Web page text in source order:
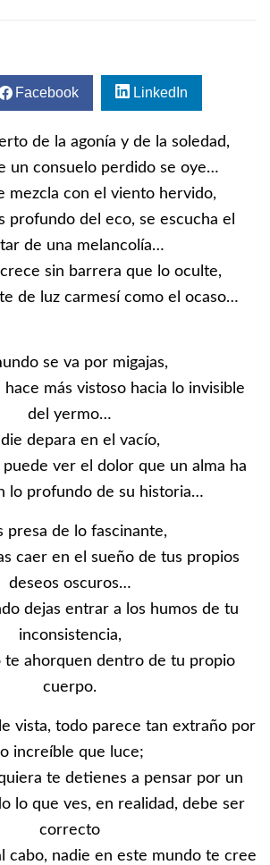
Facebook LinkedIn
de la agonía y de la soledad,
un consuelo perdido se oye…
mezcla con el viento hervido,
profundo del eco, se escucha el
de una melancolía…
sin barrera que lo oculte,
de luz carmesí como el ocaso…
se va por migajas,
hace más vistoso hacia lo invisible
del yermo…
depara en el vacío,
ver el dolor que un alma ha
lo profundo de su historia…
presa de lo fascinante,
caer en el sueño de tus propios
deseos oscuros…
dejas entrar a los humos de tu
inconsistencia,
te ahorquen dentro de tu propio
cuerpo.
vista, todo parece tan extraño por
lo increíble que luce;
te detienes a pensar por un
lo que ves, en realidad, debe ser
correcto
cabo, nadie en este mundo te cree